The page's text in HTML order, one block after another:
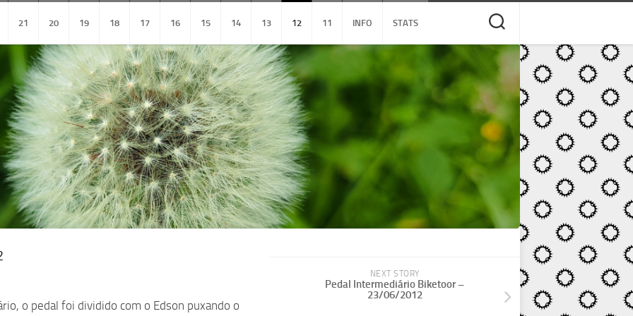
21 20 19 18 17 16 15 14 13 12 11 INFO STATS
o pedal foi dividido com o Edson puxando o
NEXT STORY
Pedal Intermediário Biketoor –
23/06/2012